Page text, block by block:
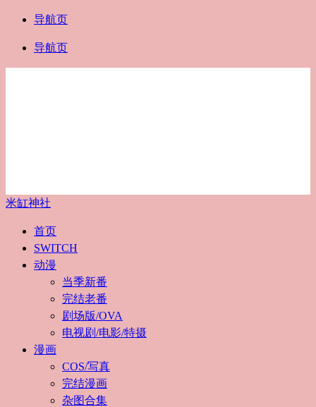
导航页
导航页
米缸神社
首页
SWITCH
动漫
当季新番
完结老番
剧场版/OVA
电视剧/电影/特摄
漫画
COS/写真
完结漫画
杂图合集